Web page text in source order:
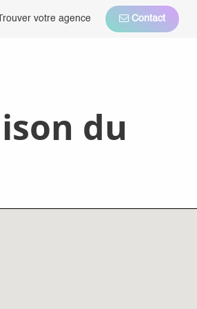
Trouver votre agence Contact
du